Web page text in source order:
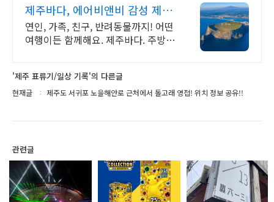
제주바다, 에어비앤비 감성 제주
스테이
연인, 가족, 친구, 반려동물까지! 어떤
여행이든 함께해요. 제주바다. 주방,
'제주 표류기/일상 기록'의 다른글
현재글 제주도 서귀포 노을해안로 근처에서 돌고래 영접! 위치 정보 공유!!
관련글